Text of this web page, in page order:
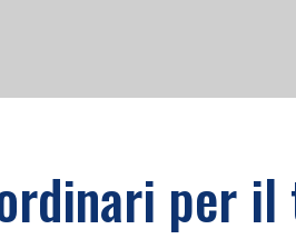
per